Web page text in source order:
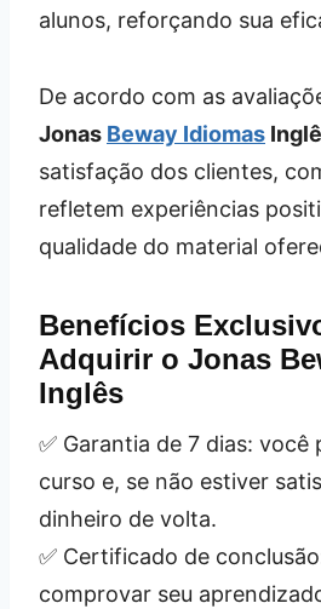
alunos, reforçando sua
De acordo com as
Jonas Beway Idiomas
satisfação dos clientes,
refletem experiências
qualidade do material
Benefícios
Adquirir o Jonas
Inglês
✅ Garantia de 7 dias: você
curso e, se não estiver
dinheiro de volta.
✅ Certificado de
comprovar seu